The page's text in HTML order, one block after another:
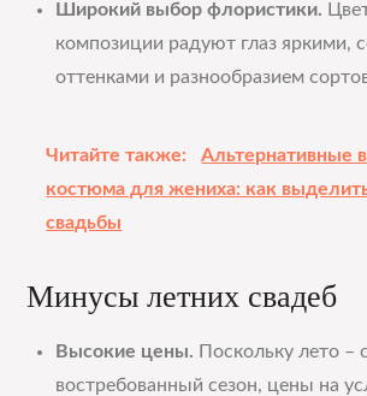
Широкий выбор флористики.
композиции радуют глаз яркими,
оттенками и разнообразием
Читайте также:
Альтернативные
костюма для жениха: как
свадьбы
Минусы летних свадеб
Высокие цены. Поскольку лето –
востребованный сезон, цены на